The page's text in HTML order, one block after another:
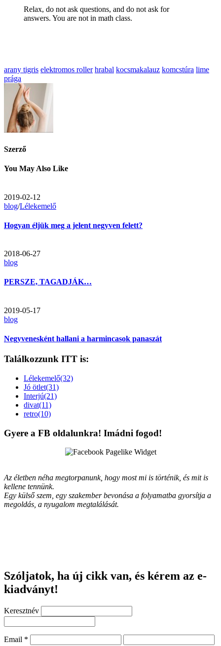
Relax, do not ask questions, and do not ask for
answers. You are not in math class.
arany tigris elektromos roller hrabal kocsmakalauz komcstúra lime
prága
Szerző
You May Also Like
2019-02-12
blog/Lélekemelő
Hogyan éljük meg a jelent negyven felett?
2018-06-27
blog
PERSZE, TAGADJÁK…
2019-05-17
blog
Negyvenesként hallani a harmincasok panaszát
Találkozzunk ITT is:
Lélekemelő(32)
Jó ötlet(31)
Interjú(21)
divat(11)
retro(10)
Gyere a FB oldalunkra! Imádni fogod!
Az életben néha megtorpanunk, hogy most mi is történik, és mit is
kellene tennünk.
Egy külső szem, egy szakember bevonása a folyamatba gyorsítja a
megoldás, a nyugalom megtalálását.
Szóljatok, ha új cikk van, és kérem az e-
kiadványt!
Keresztnév
Email *